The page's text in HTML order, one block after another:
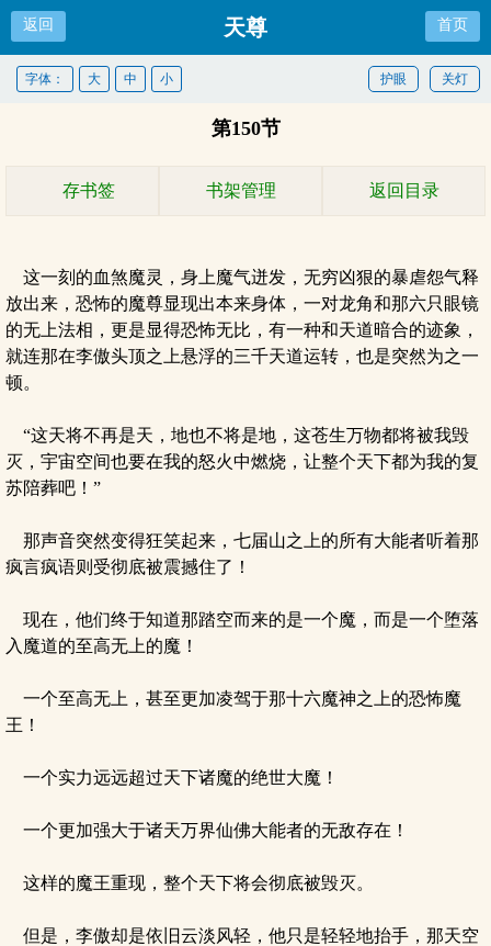
返回 天尊 首页
关灯
护眼
字体： 大 中 小
第150节
存书签 书架管理 返回目录
这一刻的血煞魔灵，身上魔气迸发，无穷凶狠的暴虐怨气释
放出来，恐怖的魔尊显现出本来身体，一对龙角和那六只眼镜
的无上法相，更是显得恐怖无比，有一种和天道暗合的迹象，
就连那在李傲头顶之上悬浮的三千天道运转，也是突然为之一
顿。
“这天将不再是天，地也不将是地，这苍生万物都将被我毁
灭，宇宙空间也要在我的怒火中燃烧，让整个天下都为我的复
苏陪葬吧！”
那声音突然变得狂笑起来，七届山之上的所有大能者听着那
疯言疯语则受彻底被震撼住了！
现在，他们终于知道那踏空而来的是一个魔，而是一个堕落
入魔道的至高无上的魔！
一个至高无上，甚至更加凌驾于那十六魔神之上的恐怖魔
王！
一个实力远远超过天下诸魔的绝世大魔！
一个更加强大于诸天万界仙佛大能者的无敌存在！
这样的魔王重现，整个天下将会彻底被毁灭。
但是，李傲却是依旧云淡风轻，他只是轻轻地抬手，那天空